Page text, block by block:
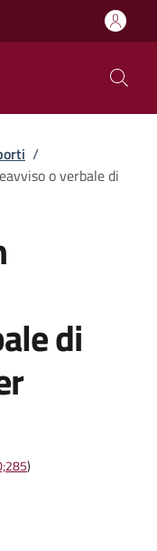
/
o verbale di
di
)